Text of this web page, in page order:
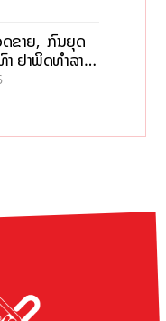
ດຂາຍ, ກົນຍຸດ
າ ຢາພິດທຳລາຍ
ວ